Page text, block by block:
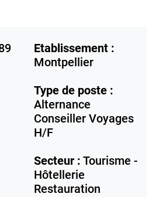
Etablissement :
Montpellier
Type de poste :
Alternance
Conseiller Voyages
H/F
Secteur : Tourisme -
Hôtellerie
Restauration